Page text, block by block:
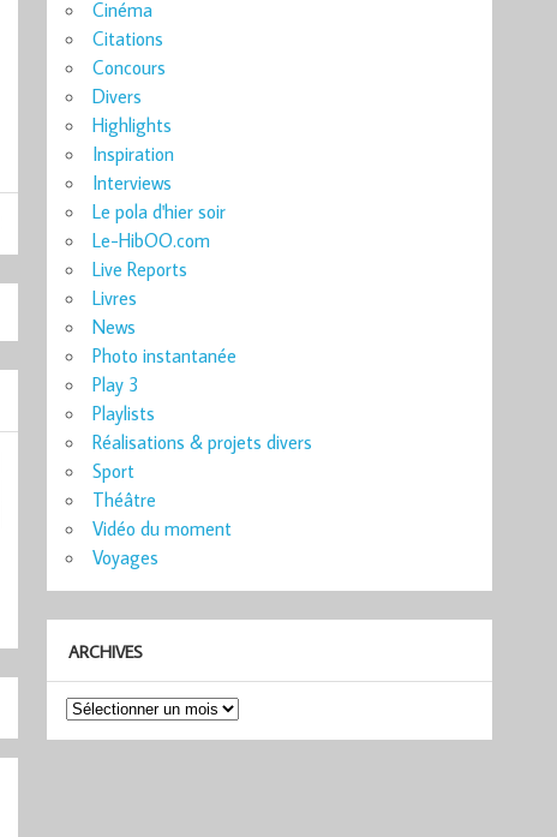
Cinéma
Citations
Concours
Divers
Highlights
Inspiration
Interviews
Le pola d'hier soir
Le-HibOO.com
Live Reports
Livres
News
Photo instantanée
Play 3
Playlists
Réalisations & projets divers
Sport
Théâtre
Vidéo du moment
Voyages
ARCHIVES
Archives